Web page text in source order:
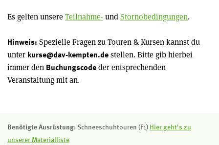
Es gelten unsereTeilnahme-undStornobedingungen.
Hinweis: Spezielle Fragen zu Touren & Kursen kannst du
unter kurse@dav-kempten.de stellen. Bitte gib hierbei
immer den Buchungscode der entsprechenden
Veranstaltung mit an.
Benötigte Ausrüstung: Schneeschuhtouren (F1) Hier geht's zu
unserer Materialliste